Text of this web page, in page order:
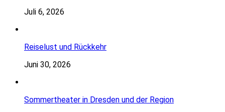
Juli 6, 2026
Reiselust und Rückkehr
Juni 30, 2026
Sommertheater in Dresden und der Region